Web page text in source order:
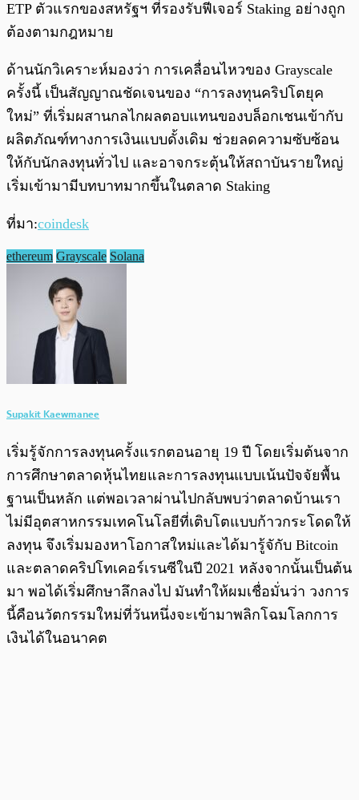
ETP ตัวแรกของสหรัฐฯ ที่รองรับฟีเจอร์ Staking อย่างถูก
ต้องตามกฎหมาย
ด้านนักวิเคราะห์มองว่า การเคลื่อนไหวของ Grayscale
ครั้งนี้ เป็นสัญญาณชัดเจนของ “การลงทุนคริปโตยุค
ใหม่” ที่เริ่มผสานกลไกผลตอบแทนของบล็อกเชนเข้ากับ
ผลิตภัณฑ์ทางการเงินแบบดั้งเดิม ช่วยลดความซับซ้อน
ให้กับนักลงทุนทั่วไป และอาจกระตุ้นให้สถาบันรายใหญ่
เริ่มเข้ามามีบทบาทมากขึ้นในตลาด Staking
ที่มา:coindesk
ethereum Grayscale Solana
Supakit Kaewmanee
เริ่มรู้จักการลงทุนครั้งแรกตอนอายุ 19 ปี โดยเริ่มต้นจาก
การศึกษาตลาดหุ้นไทยและการลงทุนแบบเน้นปัจจัยพื้น
ฐานเป็นหลัก แต่พอเวลาผ่านไปกลับพบว่าตลาดบ้านเรา
ไม่มีอุตสาหกรรมเทคโนโลยีที่เติบโตแบบก้าวกระโดดให้
ลงทุน จึงเริ่มมองหาโอกาสใหม่และได้มารู้จักับ Bitcoin
และตลาดคริปโทเคอร์เรนซีในปี 2021 หลังจากนั้นเป็นต้น
มา พอได้เริ่มศึกษาลึกลงไป มันทำให้ผมเชื่อมั่นว่า วงการ
นี้คือนวัตกรรมใหม่ที่วันหนึ่งจะเข้ามาพลิกโฉมโลกการ
เงินได้ในอนาคต